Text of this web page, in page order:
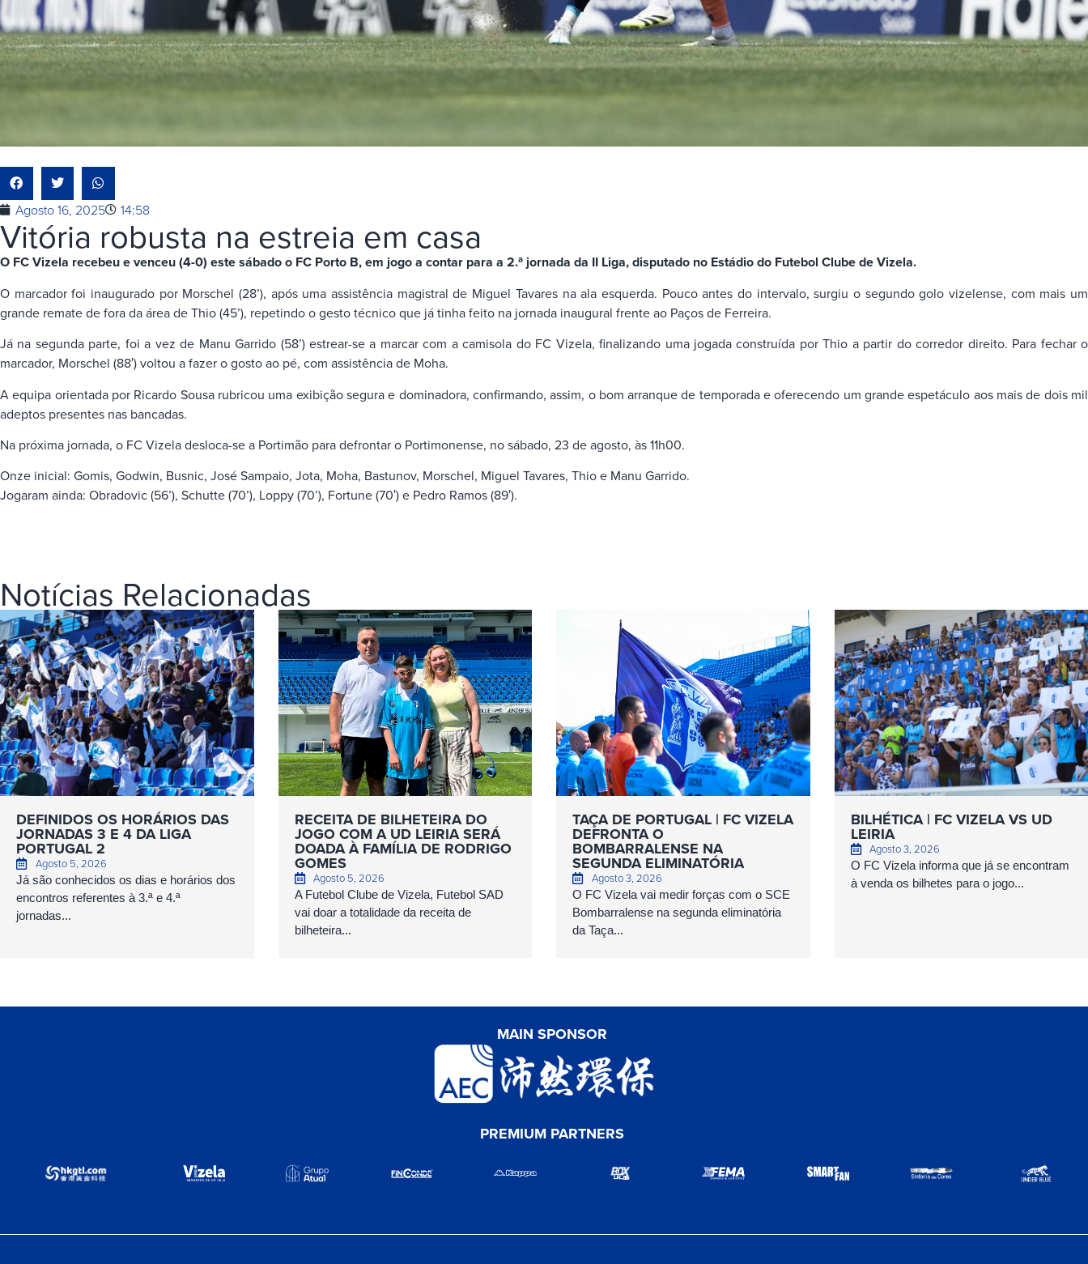
Agosto 16, 2025 14:58
Vitória robusta na estreia em casa
O FC Vizela recebeu e venceu (4-0) este sábado o FC Porto B, em jogo a contar para a 2.ª jornada da II Liga, disputado no Estádio do Futebol Clube de Vizela.
O marcador foi inaugurado por Morschel (28’), após uma assistência magistral de Miguel Tavares na ala esquerda. Pouco antes do intervalo, surgiu o segundo golo vizelense, com mais um
grande remate de fora da área de Thio (45’), repetindo o gesto técnico que já tinha feito na jornada inaugural frente ao Paços de Ferreira.
Já na segunda parte, foi a vez de Manu Garrido (58’) estrear-se a marcar com a camisola do FC Vizela, finalizando uma jogada construída por Thio a partir do corredor direito. Para fechar o
marcador, Morschel (88′) voltou a fazer o gosto ao pé, com assistência de Moha.
A equipa orientada por Ricardo Sousa rubricou uma exibição segura e dominadora, confirmando, assim, o bom arranque de temporada e oferecendo um grande espetáculo aos mais de dois mil
adeptos presentes nas bancadas.
Na próxima jornada, o FC Vizela desloca-se a Portimão para defrontar o Portimonense, no sábado, 23 de agosto, às 11h00.
Onze inicial: Gomis, Godwin, Busnic, José Sampaio, Jota, Moha, Bastunov, Morschel, Miguel Tavares, Thio e Manu Garrido.
Jogaram ainda: Obradovic (56’), Schutte (70’), Loppy (70’), Fortune (70′) e Pedro Ramos (89′).
Notícias Relacionadas
DEFINIDOS OS HORÁRIOS DAS
JORNADAS 3 E 4 DA LIGA
PORTUGAL 2
Agosto 5, 2026
Já são conhecidos os dias e horários dos
encontros referentes à 3.ª e 4.ª
jornadas...
RECEITA DE BILHETEIRA DO
JOGO COM A UD LEIRIA SERÁ
DOADA À FAMÍLIA DE RODRIGO
GOMES
Agosto 5, 2026
A Futebol Clube de Vizela, Futebol SAD
vai doar a totalidade da receita de
bilheteira...
TAÇA DE PORTUGAL | FC VIZELA
DEFRONTA O
BOMBARRALENSE NA
SEGUNDA ELIMINATÓRIA
Agosto 3, 2026
O FC Vizela vai medir forças com o SCE
Bombarralense na segunda eliminatória
da Taça...
BILHÉTICA | FC VIZELA VS UD
LEIRIA
Agosto 3, 2026
O FC Vizela informa que já se encontram
à venda os bilhetes para o jogo...
MAIN SPONSOR
PREMIUM PARTNERS